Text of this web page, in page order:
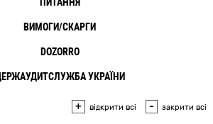
ВИМОГИ/СКАРГИ
DOZORRO
УКРАЇНИ
+ відкрити всі - закрити всі